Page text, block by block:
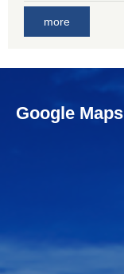
more
Google Maps